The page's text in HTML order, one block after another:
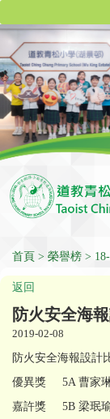
首頁 榮譽榜
返回
防火安全海
2019-02-08
防火安全海報設計
優異獎 5A 曹家
嘉許獎 5B 梁珉